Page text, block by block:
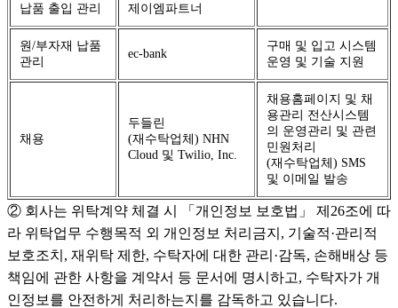
납품 출입 관리
제이엠파트너
원/부자재 납품
관리
ec-bank
구매 및 입고 시스템
운영 및 기술 지원
채용
두들린
(재수탁업체) NHN
Cloud 및 Twilio, Inc.
채용홈페이지 및 채
용관리 전산시스템
의 운영관리 및 관련
민원처리
(재수탁업체) SMS
및 이메일 발송
② 회사는 위탁계약 체결 시 「개인정보 보호법」 제26조에 따
라 위탁업무 수행목적 외 개인정보 처리금지, 기술적·관리적
보호조치, 재위탁 제한, 수탁자에 대한 관리·감독, 손해배상 등
책임에 관한 사항을 계약서 등 문서에 명시하고, 수탁자가 개
인정보를 안전하게 처리하는지를 감독하고 있습니다.